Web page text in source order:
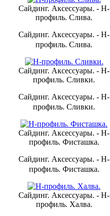
Сайдинг. Аксессуары. - H-
профиль. Слива.
Сайдинг. Аксессуары. - H-
профиль. Слива.
Сайдинг. Аксессуары. - H-
профиль. Сливки.
Сайдинг. Аксессуары. - H-
профиль. Сливки.
Сайдинг. Аксессуары. - H-
профиль. Фисташка.
Сайдинг. Аксессуары. - H-
профиль. Фисташка.
Сайдинг. Аксессуары. - H-
профиль. Халва.